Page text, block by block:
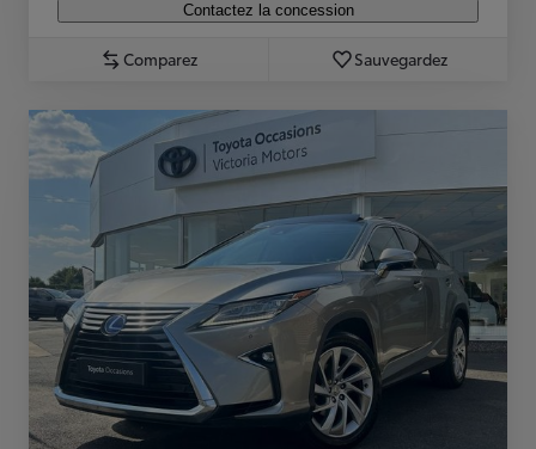
Contactez la concession
Comparez Sauvegardez